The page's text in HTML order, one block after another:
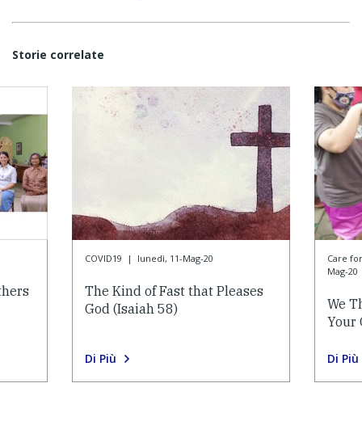
Storie correlate
COVID19 | lunedì, 11-Mag-20
The Kind of Fast that Pleases
God (Isaiah 58)
Di Più
Care
Mag-20
We
Your
Di Più